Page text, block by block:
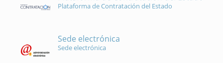
Plataforma de Contratación del Estado
Sede electrónica
Sede electrónica